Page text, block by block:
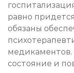
равно
обязаны
медикаментов.
состояние и